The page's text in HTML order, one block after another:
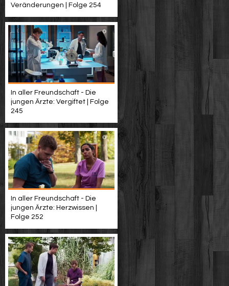
Veränderungen | Folge 254
In aller Freundschaft - Die
jungen Ärzte: Vergiftet | Folge
245
In aller Freundschaft - Die
jungen Ärzte: Herzwissen |
Folge 252